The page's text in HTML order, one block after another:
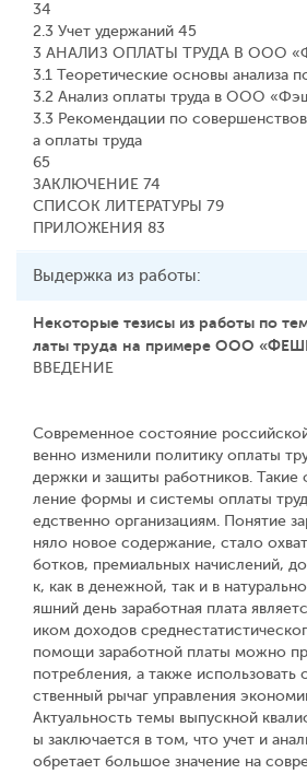
34
2.3 Учет удержаний 45
3 АНАЛИЗ ОПЛАТЫ ТРУДА В ООО
3.1 Теоретические основы анализа
3.2 Анализ оплаты труда в ООО
3.3 Рекомендации по
а оплаты труда
65
ЗАКЛЮЧЕНИЕ 74
СПИСОК ЛИТЕРАТУРЫ 79
ПРИЛОЖЕНИЯ 83
Выдержка из работы:
Некоторые тезисы из работы по
латы труда на примере ООО
ВВЕДЕНИЕ
Современное состояние
венно изменили политику оплаты
держки и защиты работников. Такие
ление формы и системы оплаты
едственно организациям. Понятие
няло новое содержание, стало
ботков, премиальных начислений,
к, как в денежной, так и в
яшний день заработная плата
иком доходов
помощи заработной платы можно
потребления, а также использовать
ственный рычаг управления
Актуальность темы выпускной
ы заключается в том, что учет и
обретает большое значение на